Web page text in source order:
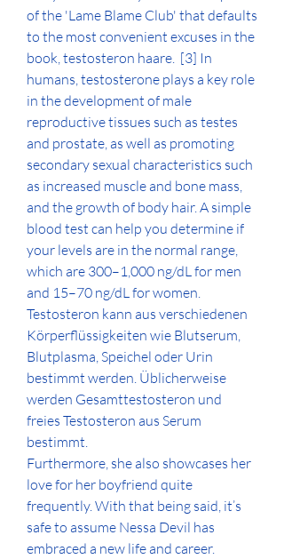
of the 'Lame Blame Club' that defaults
to the most convenient excuses in the
book, testosteron haare.  [3] In
humans, testosterone plays a key role
in the development of male
reproductive tissues such as testes
and prostate, as well as promoting
secondary sexual characteristics such
as increased muscle and bone mass,
and the growth of body hair. A simple
blood test can help you determine if
your levels are in the normal range,
which are 300–1,000 ng/dL for men
and 15–70 ng/dL for women.
Testosteron kann aus verschiedenen
Körperflüssigkeiten wie Blutserum,
Blutplasma, Speichel oder Urin
bestimmt werden. Üblicherweise
werden Gesamttestosteron und
freies Testosteron aus Serum
bestimmt.
Furthermore, she also showcases her
love for her boyfriend quite
frequently. With that being said, it’s
safe to assume Nessa Devil has
embraced a new life and career.